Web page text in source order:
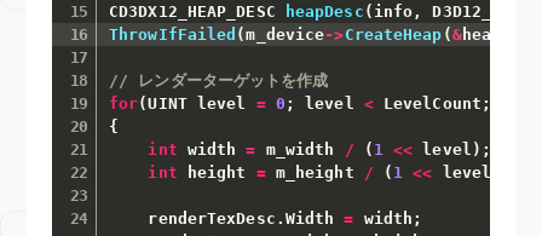
CD3DX12_HEAP_DESC
heapDesc ( info ,
ThrowIfFailed (m_device->CreateHeap (&heapDesc
// レンダーターゲットを作成
for(UINT level = 0 ; level < LevelCount ;
{
int width = m_width / ( 1 << level ) ;
int height = m_height / ( 1 << level
    renderTexDesc
. Width = width ;